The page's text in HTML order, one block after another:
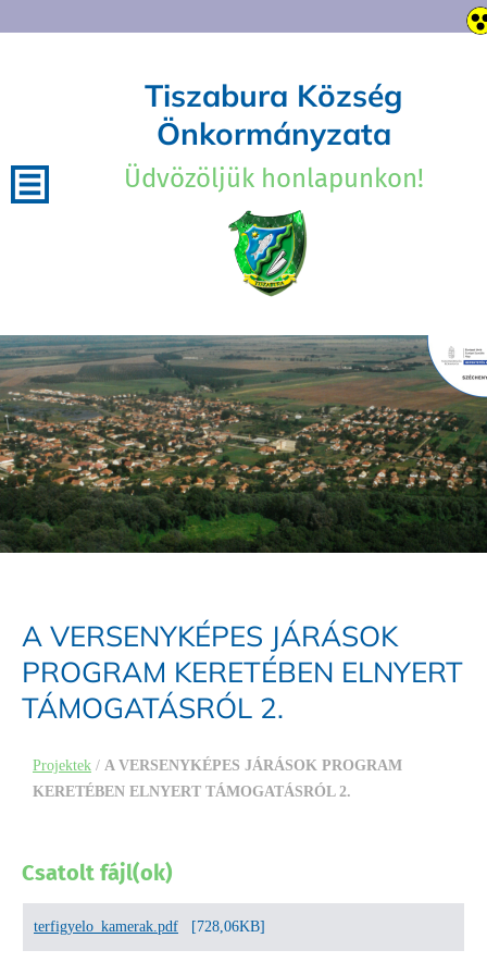
Tiszabura Község
Önkormányzata
Üdvözöljük honlapunkon!
A VERSENYKÉPES JÁRÁSOK
PROGRAM KERETÉBEN ELNYERT
TÁMOGATÁSRÓL 2.
Projektek / A VERSENYKÉPES JÁRÁSOK PROGRAM
KERETÉBEN ELNYERT TÁMOGATÁSRÓL 2.
Csatolt fájl(ok)
terfigyelo_kamerak.pdf [728,06KB]